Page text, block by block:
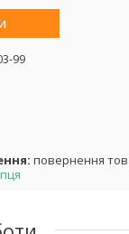
99
повернення